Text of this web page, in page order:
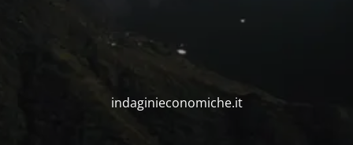
indaginieconomiche.it